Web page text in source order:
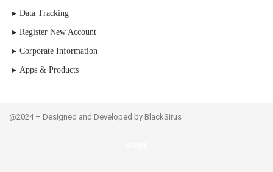
Data Tracking
Register New Account
Corporate Information
Apps & Products
@2024 – Designed and Developed by BlackSirus